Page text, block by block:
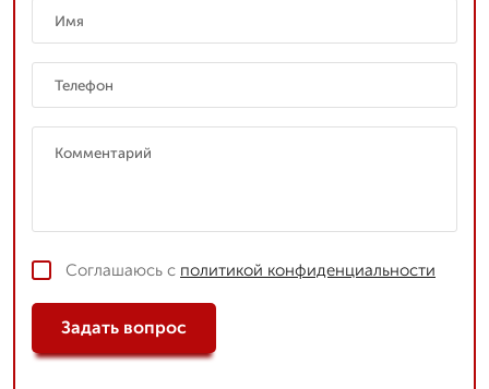
Соглашаюсь с политикой конфиденциальности
Задать вопрос